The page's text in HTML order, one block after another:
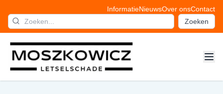
InformatieNieuwsOver onsContact
Zoeken